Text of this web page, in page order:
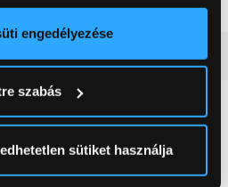
méteres pontossággal
beazonosítása annak konkrét
aRészletek
vagy visszavonhatja a
engedélyezése
szabás
sütiket használja
0
értékelés